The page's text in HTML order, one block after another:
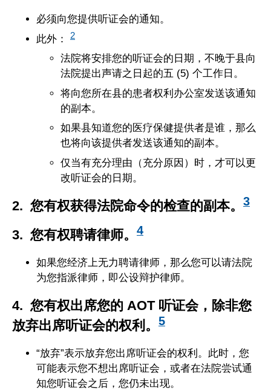
必须向您提供听证会的通知。
此外：
2
法院将安排您的听证会的日期，不晚于县向
法院提出声请之日起的五 (5) 个工作日。
将向您所在县的患者权利办公室发送该通知
的副本。
如果县知道您的医疗保健提供者是谁，那么
也将向该提供者发送该通知的副本。
仅当有充分理由（充分原因）时，才可以更
改听证会的日期。
2. 您有权获得法院命令的检查的副本。 3
3. 您有权聘请律师。 4
如果您经济上无力聘请律师，那么您可以请法院
为您指派律师，即公设辩护律师。
4. 您有权出席您的 AOT 听证会，除非您
放弃出席听证会的权利。 5
“放弃”表示放弃您出席听证会的权利。此时，您
可能表示您不想出席听证会，或者在法院尝试通
知您听证会之后，您仍未出现。